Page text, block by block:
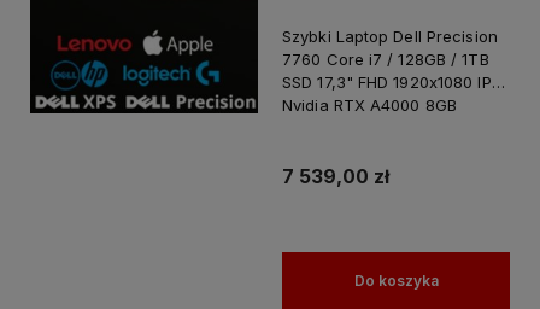
Szybki Laptop Dell Precision
7760 Core i7 / 128GB / 1TB
SSD 17,3" FHD 1920x1080 IPS
Nvidia RTX A4000 8GB
Projektowania
7 539,00 zł
Do koszyka